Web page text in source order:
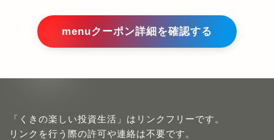
menuクーポン詳細を確認する
「くきの楽しい投資生活」はリンクフリーです。
リンクを行う際の許可や連絡は不要です。